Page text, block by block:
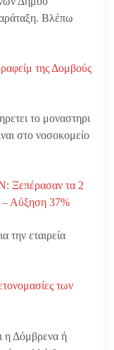
Βλέπω
της Δομβούς
το μοναστηρι
στο νοσοκομείο
Ξεπέρασαν τα 2
– Αύξηση 37%
την εταιρεία
των
η Δόμβρενα ή